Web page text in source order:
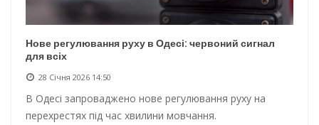
Нове регулювання руху в Одесі: червоний сигнал
для всіх
28 Січня 2026 14:50
В Одесі запроваджено нове регулювання руху на
перехрестях під час хвилини мовчання.